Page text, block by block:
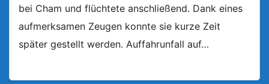
bei Cham und flüchtete anschließend. Dank eines
aufmerksamen Zeugen konnte sie kurze Zeit
später gestellt werden. Auffahrunfall auf…